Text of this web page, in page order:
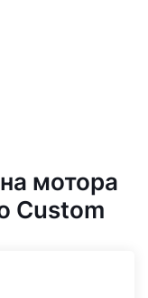
мотора
Custom